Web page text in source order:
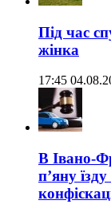
Під час
жінка
17:45
В Івано-
п’яну